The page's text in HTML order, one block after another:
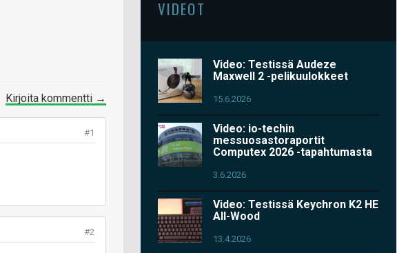
Kirjoita kommentti →
#1
#2
VIDEOT
Video: Testissä Audeze
Maxwell 2 -pelikuulokkeet
15.6.2026
Video: io-techin
messuosastoraportit
Computex 2026 -tapahtumasta
3.6.2026
Video: Testissä Keychron K2 HE
All-Wood
13.4.2026